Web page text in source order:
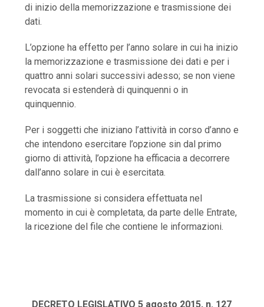
di inizio della memorizzazione e trasmissione dei
dati.
L’opzione ha effetto per l’anno solare in cui ha inizio
la memorizzazione e trasmissione dei dati e per i
quattro anni solari successivi adesso; se non viene
revocata si estenderà di quinquenni o in
quinquennio.
Per i soggetti che iniziano l’attività in corso d’anno e
che intendono esercitare l’opzione sin dal primo
giorno di attività, l’opzione ha efficacia a decorrere
dall’anno solare in cui è esercitata.
La trasmissione si considera effettuata nel
momento in cui è completata, da parte delle Entrate,
la ricezione del file che contiene le informazioni.
DECRETO LEGISLATIVO 5 agosto 2015, n. 127